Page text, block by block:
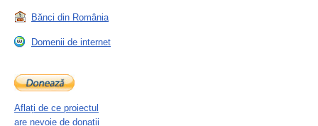
Bănci din România
Domenii de internet
Aflați de ce proiectul
are nevoie de donații